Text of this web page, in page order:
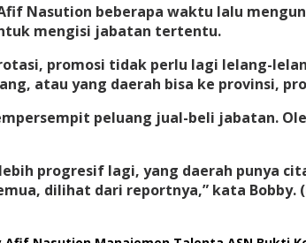
Nasution beberapa waktu lalu
mengisi jabatan tertentu.
promosi tidak perlu lagi lelang-
atau yang daerah bisa ke provinsi,
peluang jual-beli jabatan.
progresif lagi, yang daerah punya
dilihat dari reportnya,” kata Bobby.